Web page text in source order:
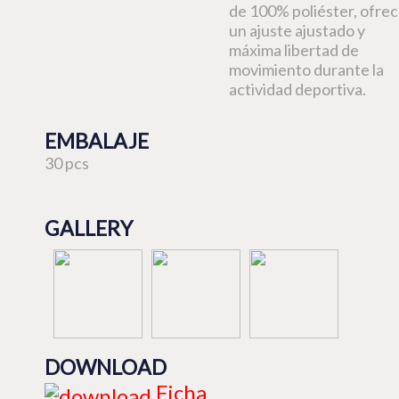
de 100% poliéster,
un ajuste ajustado y
máxima libertad de
movimiento durante la
actividad deportiva.
EMBALAJE
30 pcs
GALLERY
DOWNLOAD
Ficha